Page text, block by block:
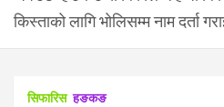
पत्रिका
किस्ताको लागि भोलिसम्म नाम दर्ता
सिफारिस हङकङ